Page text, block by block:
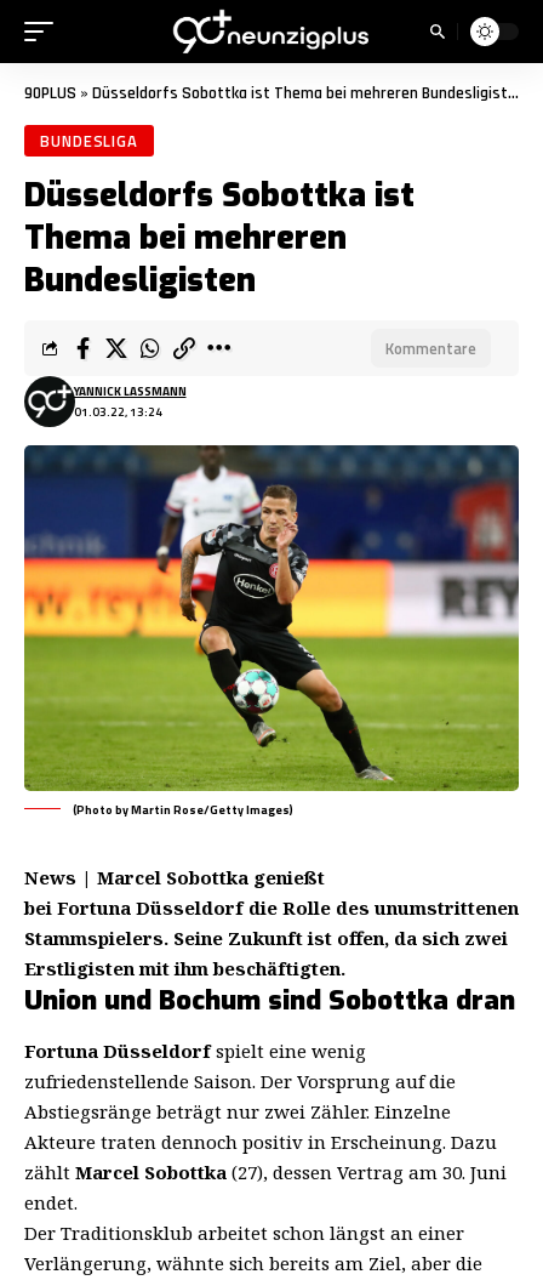
90PLUS » Düsseldorfs Sobottka ist Thema bei mehreren Bundesligisten
BUNDESLIGA
Düsseldorfs Sobottka ist
Thema bei mehreren
Bundesligisten
01.03.22, 13:24
YANNICK LASSMANN
Kommentare
(Photo by Martin Rose/Getty Images)
News | Marcel Sobottka genießt
bei Fortuna Düsseldorf die Rolle des unumstrittenen
Stammspielers. Seine Zukunft ist offen, da sich zwei
Erstligisten mit ihm beschäftigten.
Union und Bochum sind Sobottka dran
Fortuna Düsseldorfspielt eine wenig
zufriedenstellende Saison. Der Vorsprung auf die
Abstiegsränge beträgt nur zwei Zähler. Einzelne
Akteure traten dennoch positiv in Erscheinung. Dazu
zählt Marcel Sobottka (27), dessen Vertrag am 30. Juni
endet.
Der Traditionsklub arbeitet schon längst an einer
Verlängerung, wähnte sich bereits am Ziel, aber die